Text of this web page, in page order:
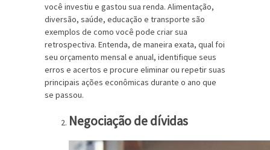
você investiu e gastou sua renda. Alimentação,
diversão, saúde, educação e transporte são
exemplos de como você pode criar sua
retrospectiva. Entenda, de maneira exata, qual foi
seu orçamento mensal e anual, identifique seus
erros e acertos e procure eliminar ou repetir suas
principais ações econômicas durante o ano que
se passou.
Negociação de dívidas